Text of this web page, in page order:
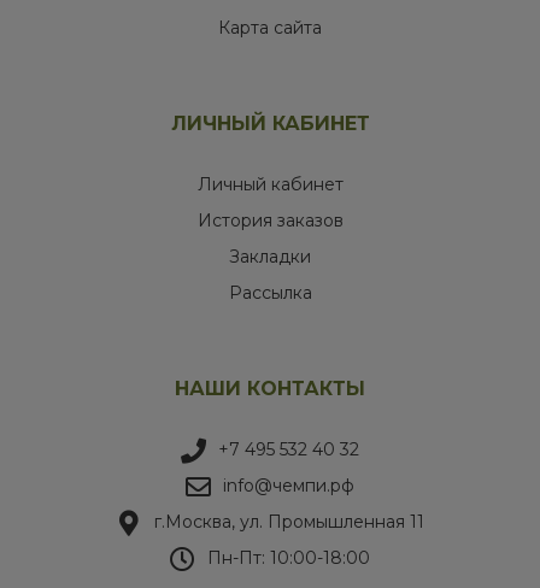
Карта сайта
ЛИЧНЫЙ КАБИНЕТ
Личный кабинет
История заказов
Закладки
Рассылка
НАШИ КОНТАКТЫ
+7 495 532 40 32
info@чемпи.рф
г.Москва, ул. Промышленная 11
Пн-Пт: 10:00-18:00